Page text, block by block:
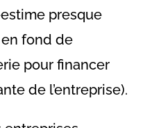
presque
fond de
pour financer
de l’entreprise).